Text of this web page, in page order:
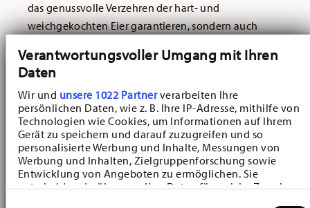
Verantwortungsvoller Umgang mit Ihren
Daten
Wir und unsere 1022 Partnerverarbeiten Ihre
persönlichen Daten, wie z. B. Ihre IP-Adresse, mithilfe von
Technologien wie Cookies, um Informationen auf Ihrem
Gerät zu speichern und darauf zuzugreifen und so
personalisierte Werbung und Inhalte, Messungen von
Werbung und Inhalten, Zielgruppenforschung sowie
Entwicklung von Angeboten zu ermöglichen. Sie
entscheiden darüber, wer Ihre Daten für welche Zwecke
das genussvolle Verzehren der hart- und
weichgekochten Eier garantieren, sondern auch
Hutschenreuther formschönePorzellan-Eierbecher
passend zu Ihrem
Einklang mit dem passenden Geschirrservice werden
die Hutschenreuther Eierbecher zu einem
dekorativen Element und sorgen für ein
harmonisches Tischarrangement, das zum
gemeinsamen Frühstücksgenuss einlädt.